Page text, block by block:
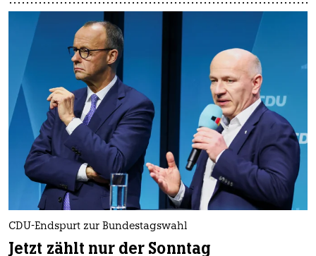
CDU-Endspurt zur Bundestagswahl
Jetzt zählt nur der Sonntag